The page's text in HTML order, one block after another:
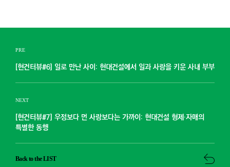
PRE
[현건터뷰#6] 일로 만난 사이: 현대건설에서 일과 사랑을 키운 사내 부부
NEXT
[현건터뷰#7] 우정보다 먼 사랑보다는 가까이: 현대건설 형제·자매의
특별한 동행
Back to the LIST